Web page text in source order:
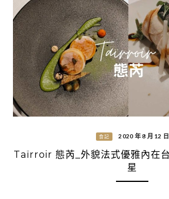
食記 2020 年 8 月 12 日
Taïrroir 態芮_外貌法式優雅內在
星